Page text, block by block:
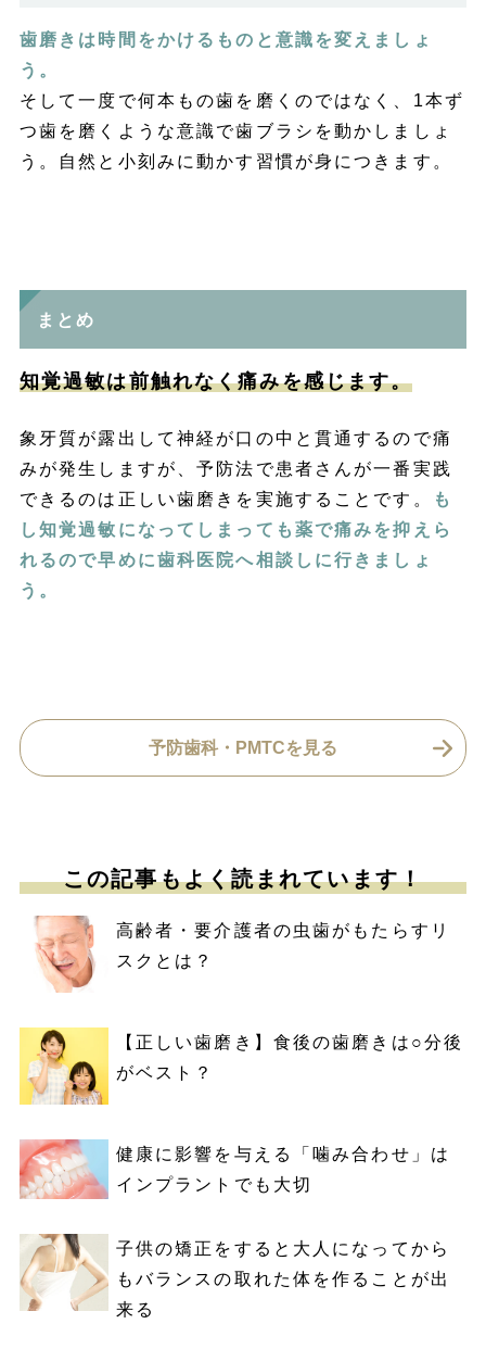
歯磨きは時間をかけるものと意識を変えましょ
う。
そして一度で何本もの歯を磨くのではなく、1本ず
つ歯を磨くような意識で歯ブラシを動かしましょ
う。自然と小刻みに動かす習慣が身につきます。
まとめ
知覚過敏は前触れなく痛みを感じます。
象牙質が露出して神経が口の中と貫通するので痛
みが発生しますが、予防法で患者さんが一番実践
できるのは正しい歯磨きを実施することです。
も
し知覚過敏になってしまっても薬で痛みを抑えら
れるので早めに歯科医院へ相談しに行きましょ
う。
予防歯科・PMTCを見る
この記事もよく読まれています！
高齢者・要介護者の虫歯がもたらすリ
スクとは？
【正しい歯磨き】食後の歯磨きは○分後
がベスト？
健康に影響を与える「噛み合わせ」は
インプラントでも大切
子供の矯正をすると大人になってから
もバランスの取れた体を作ることが出
来る